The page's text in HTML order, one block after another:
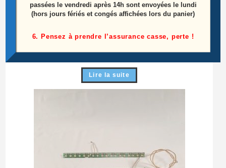
Interface De Connection Barres Leds Télé Lg
47LA620S-ZA Référence: 6637L-0024A
Lire la suite
passées le vendredi après 14h sont envoyées le lundi
(hors jours fériés et congés affichées lors du panier)
6. Pensez à prendre l’assurance casse, perte !